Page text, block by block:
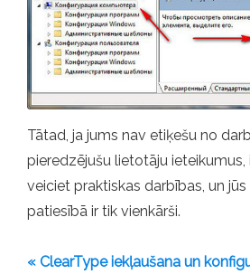
Tātad, ja jums nav etiķešu no
pieredzējušu lietotāju
veiciet praktiskas darbības, un
patiesībā ir tik vienkārši.
« ClearType iekļaušana un